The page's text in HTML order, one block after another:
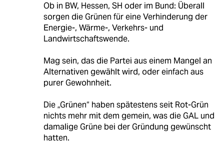
Ob in BW, Hessen, SH oder im Bund: Überall
sorgen die Grünen für eine Verhinderung der
Energie-, Wärme-, Verkehrs- und
Landwirtschaftswende.
Mag sein, das die Partei aus einem Mangel an
Alternativen gewählt wird, oder einfach aus
purer Gewohnheit.
Die „Grünen“ haben spätestens seit Rot-Grün
nichts mehr mit dem gemein, was die GAL und
damalige Grüne bei der Gründung gewünscht
hatten.